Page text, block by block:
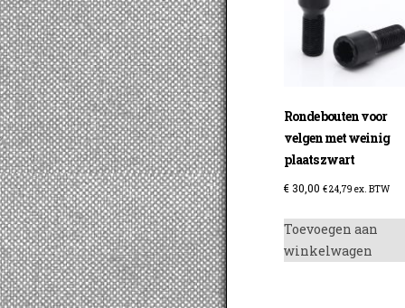
Ronde bouten voor
velgen met weinig
plaats zwart
€ 30,00 €24,79 ex. BTW
Toevoegen aan
winkelwagen